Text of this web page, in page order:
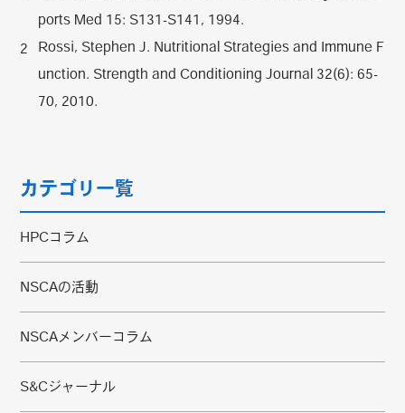
ports Med 15: S131-S141, 1994.
Rossi, Stephen J. Nutritional Strategies and Immune F
unction. Strength and Conditioning Journal 32(6): 65-
70, 2010.
カテゴリ一覧
HPCコラム
NSCAの活動
NSCAメンバーコラム
S&Cジャーナル